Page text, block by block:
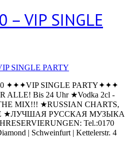
– VIP SINGLE
✦✦✦VIP SINGLE PARTY✦✦✦
ALLE! Bis 24 Uhr ★Vodka 2cl -
MIX!!! ★RUSSIAN CHARTS,
★ЛУЧШАЯ РУССКАЯ МУЗЫКА
Tel.:0170
| Schweinfurt | Kettelerstr. 4